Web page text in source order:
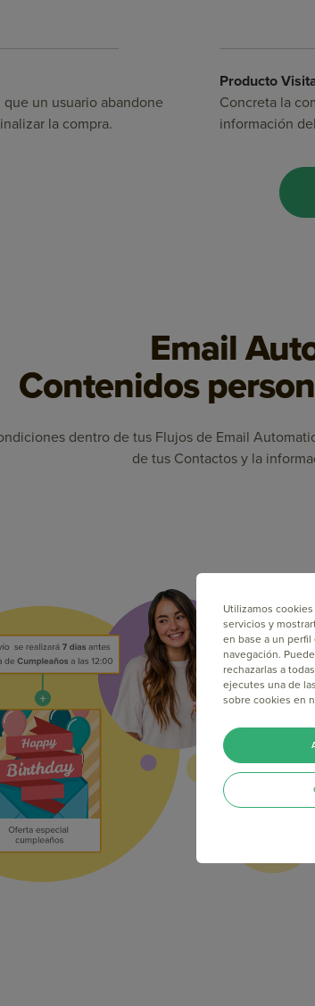
un usuario abandone
la compra.
Producto
Concreta la
información
Email
Contenidos
dentro de tus Flujos de Email
de tus Contactos y la
Utilizamos
servicios y
en base a un
navegación.
rechazarlas a
ejecutes una de
sobre cookies en